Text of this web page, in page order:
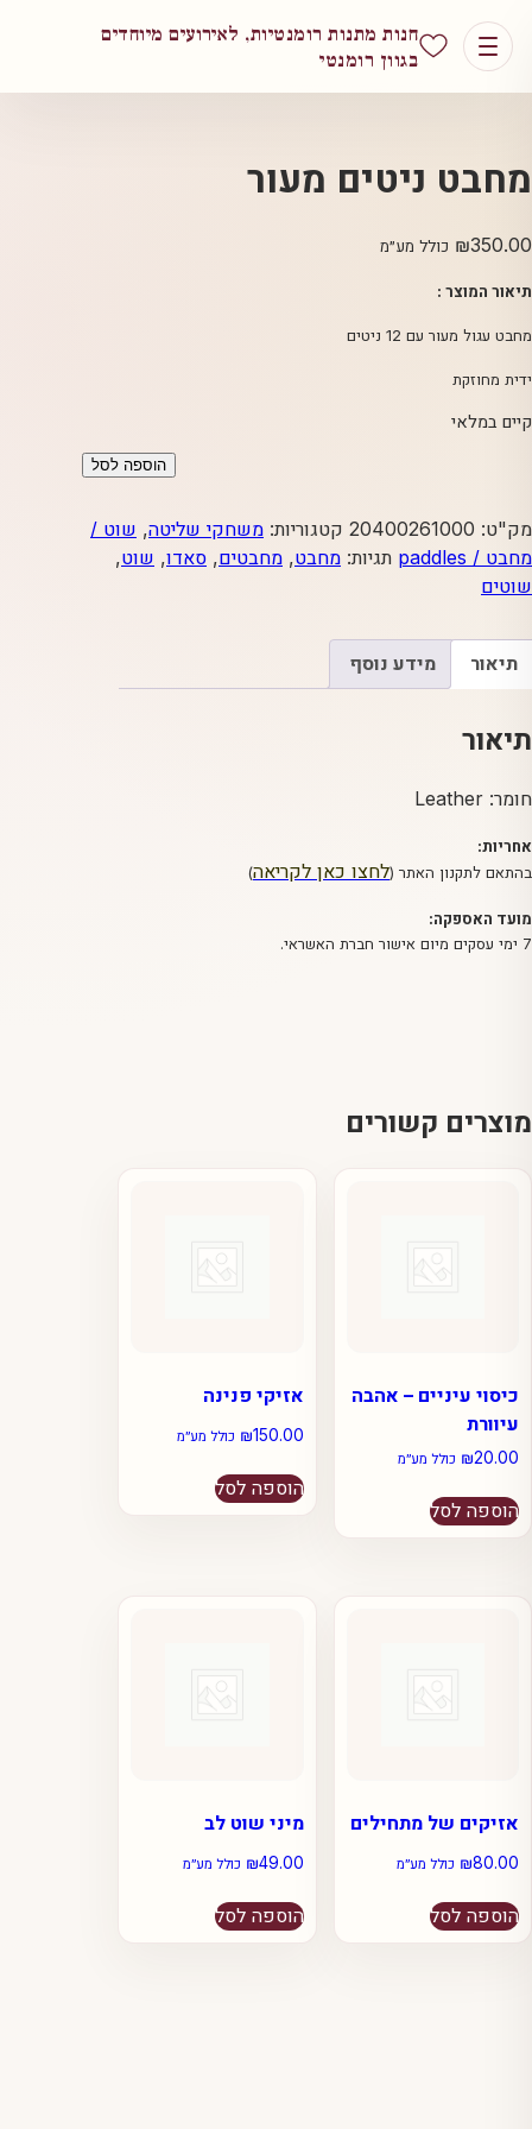
חנות מתנות רומנטיות, לאירועים מיוחדים
בגוון רומנטי
מחבט ניטים מעור
₪350.00 כולל מע״מ
תיאור המוצר :
מחבט עגול מעור עם 12 ניטים
ידית מחוזקת
קיים במלאי
הוספה לסל
מק"ט: 20400261000 קטגוריות: משחקי שליטה, שוט /
מחבט / paddles
תגיות: מחבט, מחבטים, סאדו, שוט,
שוטים
תיאור מידע נוסף
תיאור
חומר: Leather
אחריות:
בהתאם לתקנון האתר (לחצו כאן לקריאה)
מועד האספקה:
7 ימי עסקים מיום אישור חברת האשראי.
מוצרים קשורים
אזיקי פנינה
₪150.00 כולל מע״מ
הוספה לסל
כיסוי עיניים – אהבה
עיוורת
₪20.00 כולל מע״מ
הוספה לסל
מיני שוט לב
₪49.00 כולל מע״מ
הוספה לסל
אזיקים של מתחילים
₪80.00 כולל מע״מ
הוספה לסל